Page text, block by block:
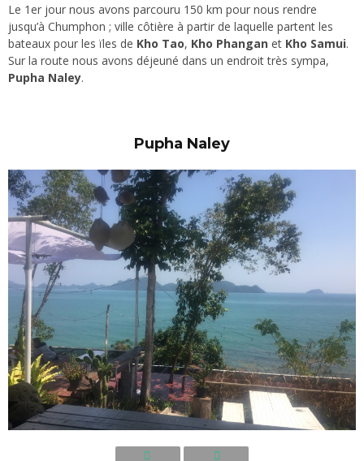
Le 1er jour nous avons parcouru 150 km pour nous rendre
jusqu’à Chumphon ; ville côtière à partir de laquelle partent les
bateaux pour les ïles de Kho Tao, Kho Phangan et Kho Samui.
Sur la route nous avons déjeuné dans un endroit très sympa,
Pupha Naley.
Pupha Naley